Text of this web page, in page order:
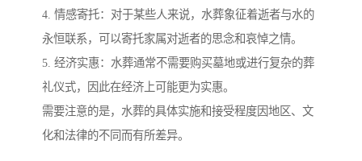
4. 情感寄托：对于某些人来说，水葬象征着逝者与水的
永恒联系，可以寄托家属对逝者的思念和哀悼之情。
5. 经济实惠：水葬通常不需要购买墓地或进行复杂的葬
礼仪式，因此在经济上可能更为实惠。
需要注意的是，水葬的具体实施和接受程度因地区、文
化和法律的不同而有所差异。